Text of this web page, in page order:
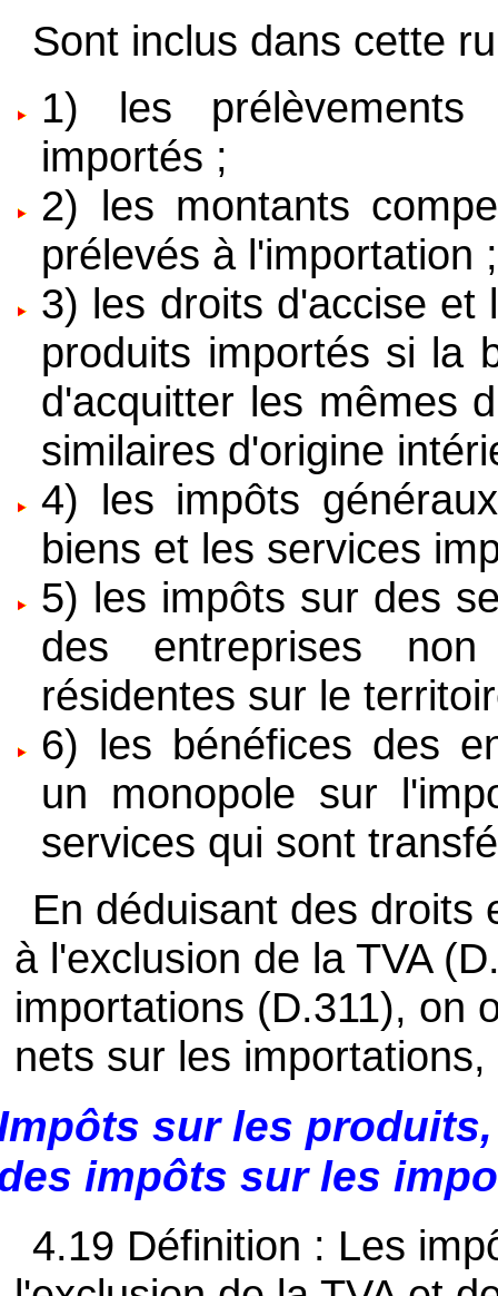
Sont inclus dans cette
1) les
importés ;
2) les montants
prélevés à l'importation ;
3) les droits d'accise et
produits importés si la
d'acquitter les mêmes
similaires d'origine
4) les impôts
biens et les services
5) les impôts sur des
des entreprises
résidentes sur le
6) les bénéfices des
un monopole sur
services qui sont
En déduisant des droits
à l'exclusion de la TVA
importations (D.311), on
nets sur les
sur les
impôts sur les
4.19 Définition : Les